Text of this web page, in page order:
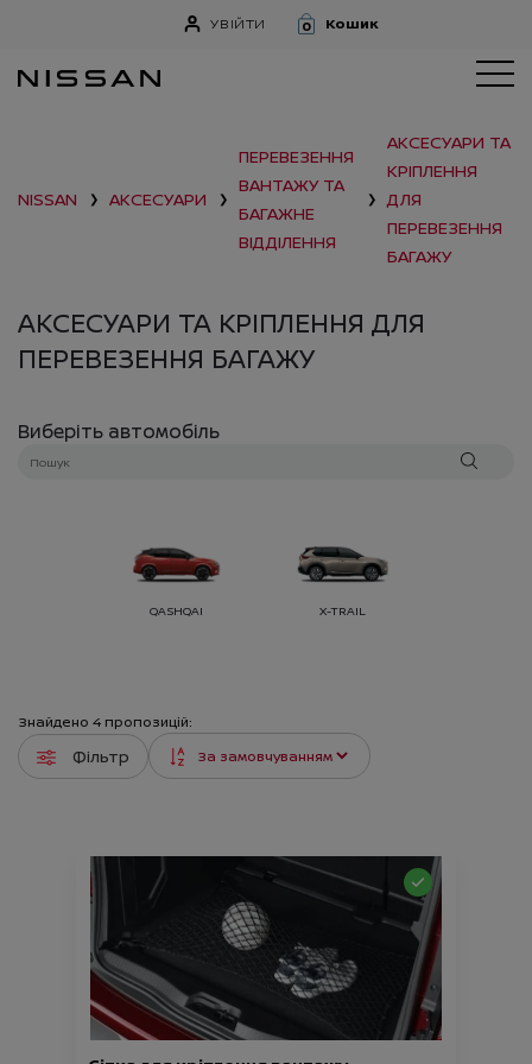
УВІЙТИ 0 Кошик
NISSAN ❯ АКСЕСУАРИ ❯
ПЕРЕВЕЗЕННЯ
ВАНТАЖУ ТА
БАГАЖНЕ
ВІДДІЛЕННЯ
❯
АКСЕСУАРИ ТА
КРІПЛЕННЯ
ДЛЯ
ПЕРЕВЕЗЕННЯ
БАГАЖУ
АКСЕСУАРИ ТА КРІПЛЕННЯ ДЛЯ
ПЕРЕВЕЗЕННЯ БАГАЖУ
Виберіть автомобіль
QASHQAI X-TRAIL
Знайдено 4 пропозицій:
Фільтр